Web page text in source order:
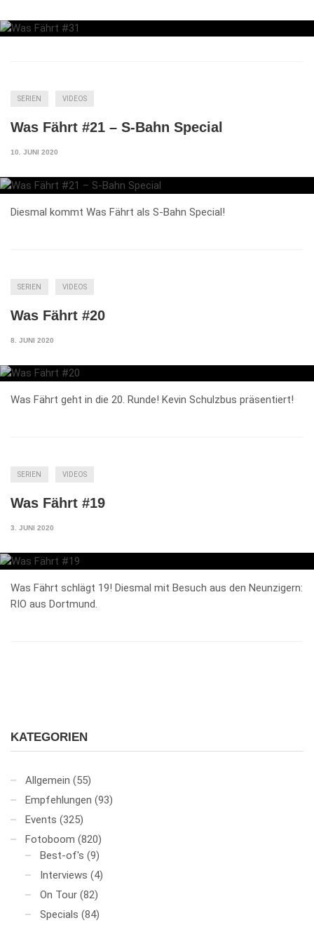
SERIEN VIDEOS
Was Fährt #21 – S-Bahn Special
10. JUNI 2020
Diesmal kommt Was Fährt als S-Bahn Special!
SERIEN VIDEOS
Was Fährt #20
8. JUNI 2020
Was Fährt geht in die 20. Runde! Kevin Schulzbus präsentiert!
SERIEN VIDEOS
Was Fährt #19
3. JUNI 2020
Was Fährt schlägt 19! Diesmal mit Besuch aus den Neunzigern:
RIO aus Dortmund.
KATEGORIEN
Allgemein (55)
Empfehlungen (93)
Events (325)
Fotoboom (820)
Best-of's (9)
Interviews (4)
On Tour (82)
Specials (84)